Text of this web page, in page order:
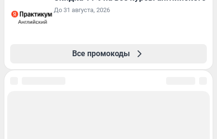
До 31 августа, 2026
Все промокоды